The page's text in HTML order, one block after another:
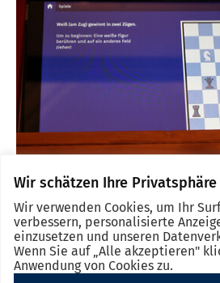
Wir schätzen Ihre Privatsphäre
Wir verwenden Cookies, um Ihr
verbessern, personalisierte
einzusetzen und unseren
Wenn Sie auf „Alle akzeptieren"
Anwendung von Cookies zu.
Schachspiel
Link
zum
großen
Bild